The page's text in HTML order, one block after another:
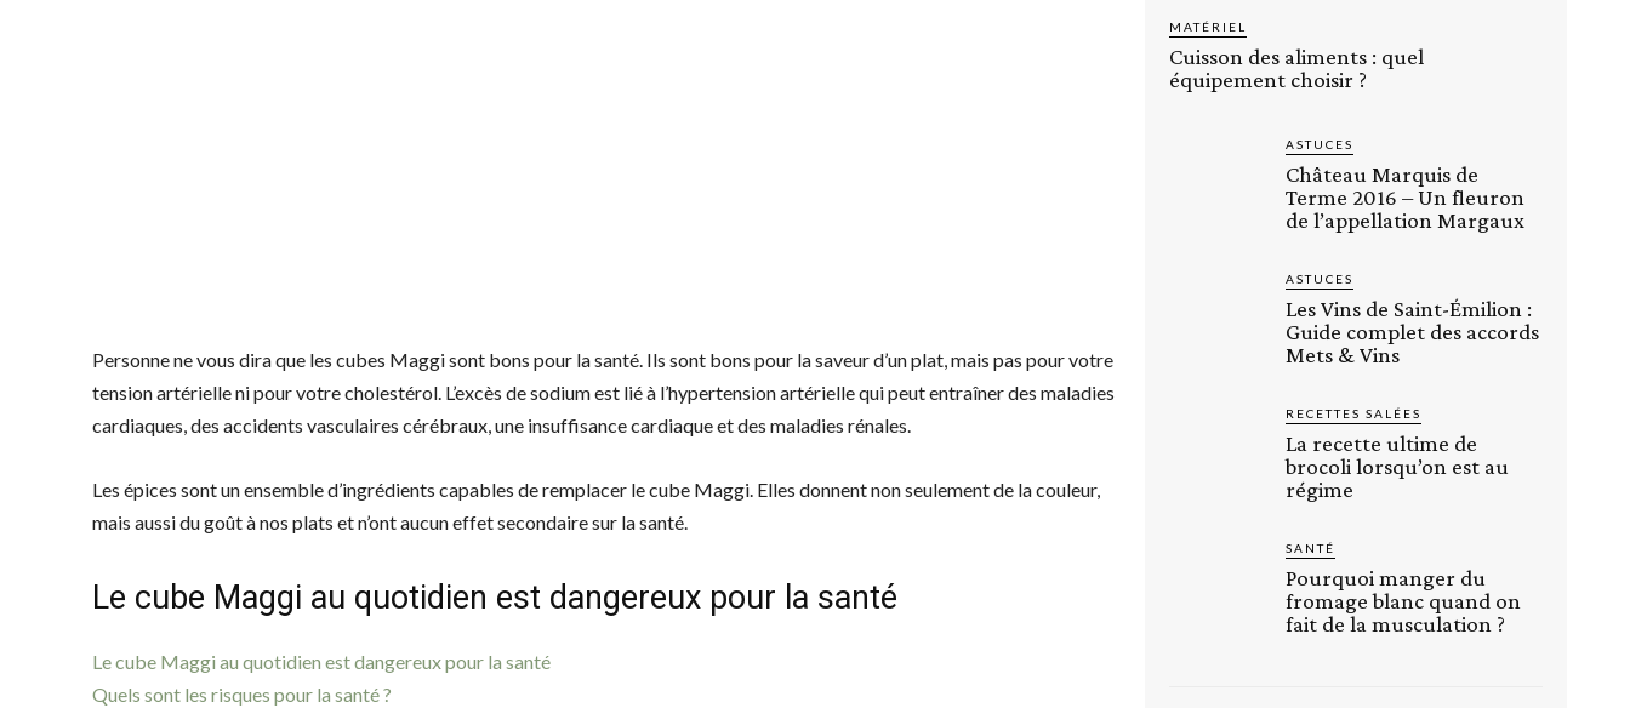
Personne ne vous dira que les cubes Maggi sont bons pour la santé. Ils sont bons pour la saveur d’un plat, mais pas pour votre
tension artérielle ni pour votre cholestérol. L’excès de sodium est lié à l’hypertension artérielle qui peut entraîner des maladies
cardiaques, des accidents vasculaires cérébraux, une insuffisance cardiaque et des maladies rénales.
Les épices sont un ensemble d’ingrédients capables de remplacer le cube Maggi. Elles donnent non seulement de la couleur,
mais aussi du goût à nos plats et n’ont aucun effet secondaire sur la santé.
Le cube Maggi au quotidien est dangereux pour la santé
Le cube Maggi au quotidien est dangereux pour la santé
Quels sont les risques pour la santé ?
MATÉRIEL
Cuisson des aliments : quel
équipement choisir ?
ASTUCES
Château Marquis de
Terme 2016 – Un fleuron
de l’appellation Margaux
ASTUCES
Les Vins de Saint-Émilion :
Guide complet des accords
Mets & Vins
RECETTES SALÉES
La recette ultime de
brocoli lorsqu’on est au
régime
SANTÉ
Pourquoi manger du
fromage blanc quand on
fait de la musculation ?